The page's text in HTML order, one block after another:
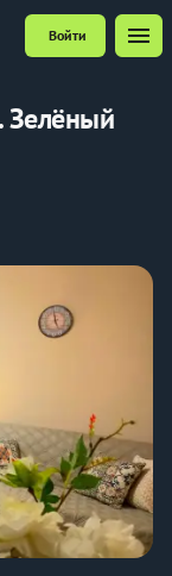
Войти menu
Зелёный